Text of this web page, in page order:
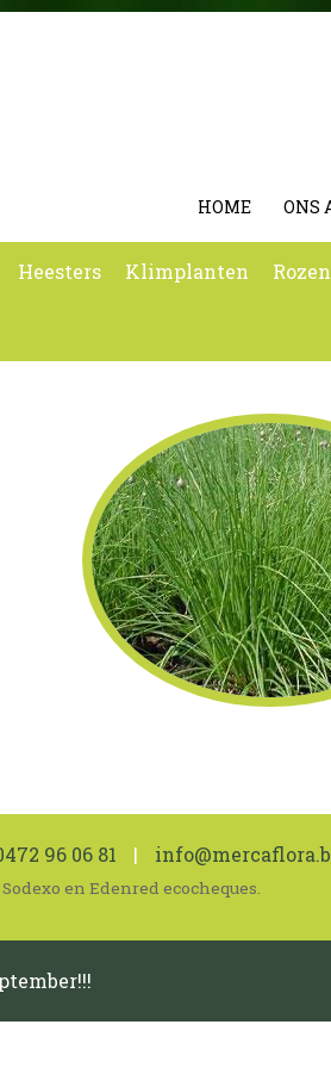
HOME ONS
Heesters Klimplanten Rozen
96 06 81 |
en Edenred ecocheques.